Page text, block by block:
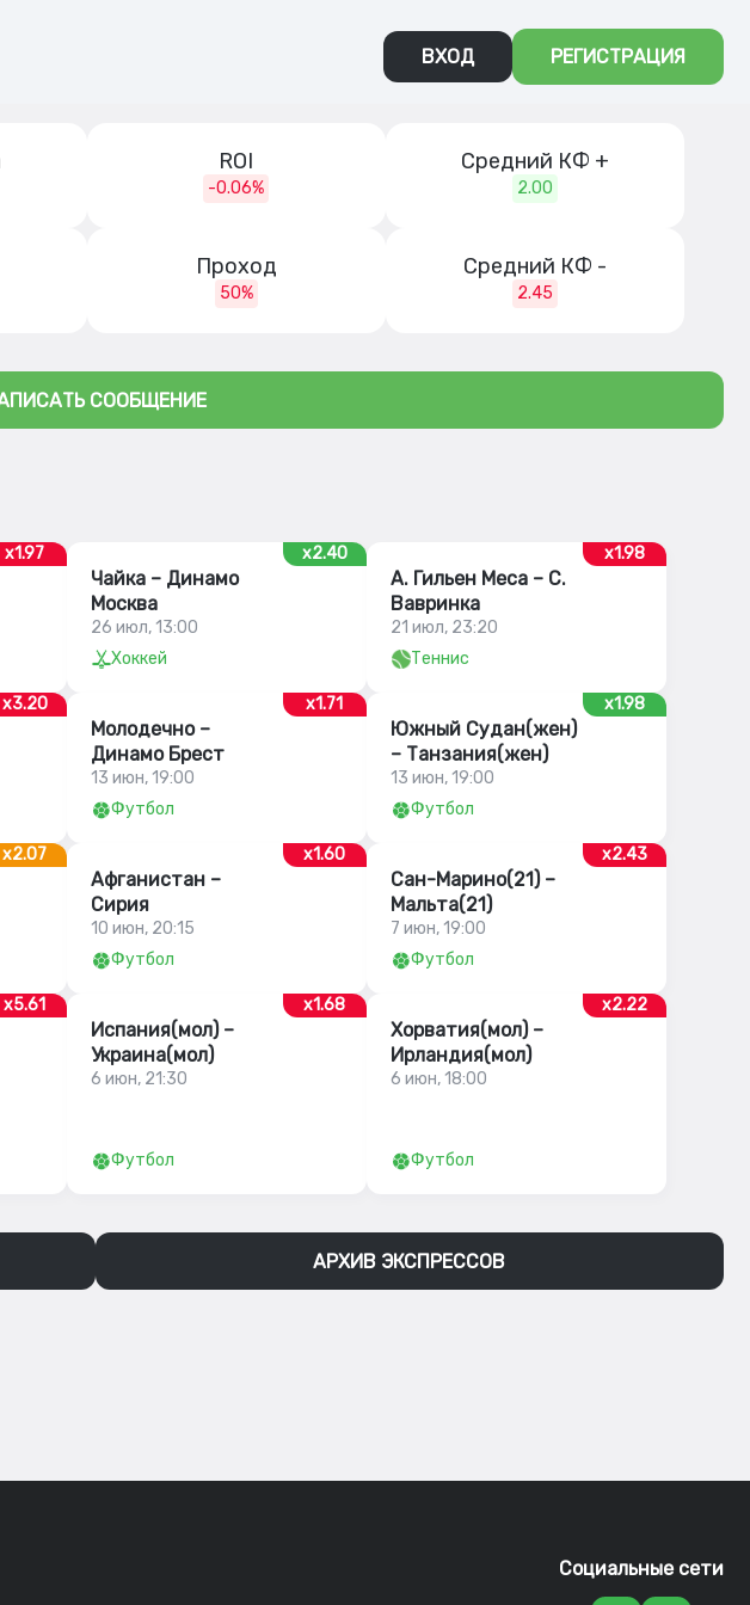
ВХОД РЕГИСТРАЦИЯ
ROI
-0.06%
Средний КФ +
2.00
Проход
50%
Средний КФ -
2.45
СООБЩЕНИЕ
x1.97 x2.40
Чайка – Динамо
Москва
26 июл, 13:00
Хоккей
x1.98
А. Гильен Меса – С.
Вавринка
21 июл, 23:20
Теннис
x3.20 x1.71
Молодечно –
Динамо Брест
13 июн, 19:00
Футбол
x1.98
Южный Судан(жен)
– Танзания(жен)
13 июн, 19:00
Футбол
x2.07 x1.60
Афганистан –
Сирия
10 июн, 20:15
Футбол
x2.43
Сан-Марино(21) –
Мальта(21)
7 июн, 19:00
Футбол
x5.61 x1.68
Испания(мол) –
Украина(мол)
6 июн, 21:30
Футбол
x2.22
Хорватия(мол) –
Ирландия(мол)
6 июн, 18:00
Футбол
АРХИВ ЭКСПРЕССОВ
Социальные сети